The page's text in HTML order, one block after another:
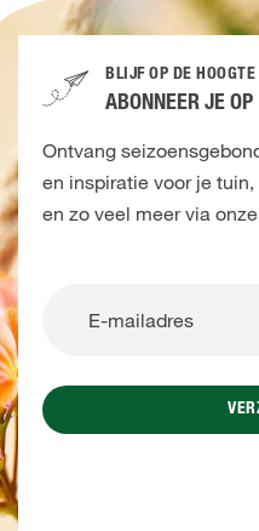
BLIJF OP DE HOOGTE
ABONNEER JE
Ontvang
en inspiratie voor je
en zo veel meer via